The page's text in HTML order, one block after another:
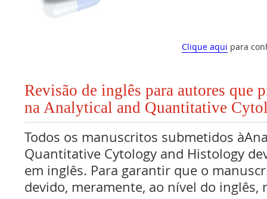
Clique aqui para
Revisão de inglês para autores que
na Analytical and Quantitative
Todos os manuscritos submetidos
Quantitative Cytology and Histology
em inglês. Para garantir que o
devido, meramente, ao nível do inglês,